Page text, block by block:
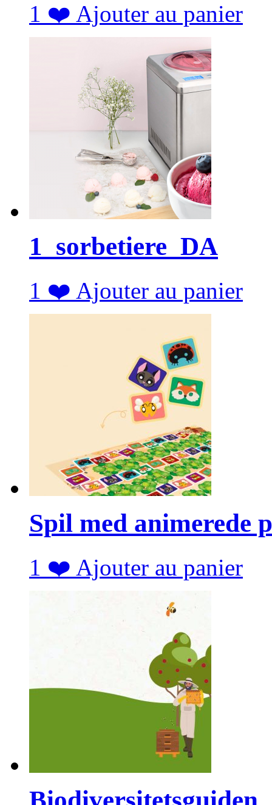
1 ❤️ Ajouter au panier
1_sorbetiere_DA
1 ❤️ Ajouter au panier
Spil med animerede
1 ❤️ Ajouter au panier